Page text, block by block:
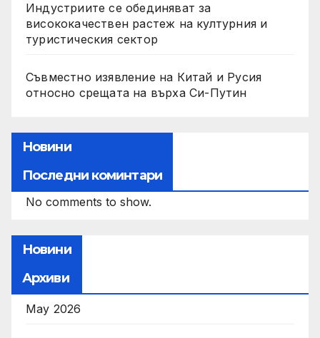
Индустриите се обединяват за
висококачествен растеж на културния и
туристическия сектор
Съвместно изявление на Китай и Русия
относно срещата на върха Си-Путин
Новини
Последни коминтари
No comments to show.
Новини
Архиви
May 2026